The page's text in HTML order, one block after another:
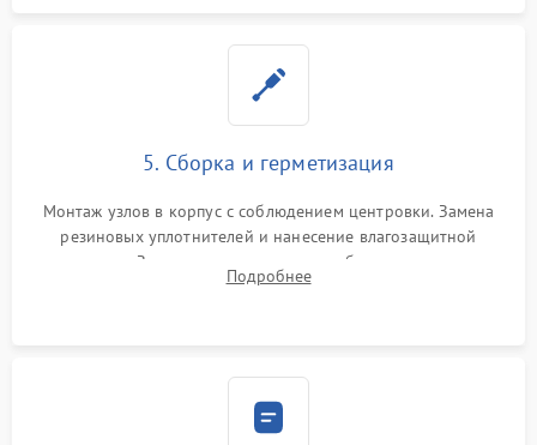
5. Сборка и герметизация
Монтаж узлов в корпус с соблюдением центровки. Замена
резиновых уплотнителей и нанесение влагозащитной
смазки. Заполнение внутреннего объема прицела
осушенным азотом для предотвращения запотевания оптики
Подробнее